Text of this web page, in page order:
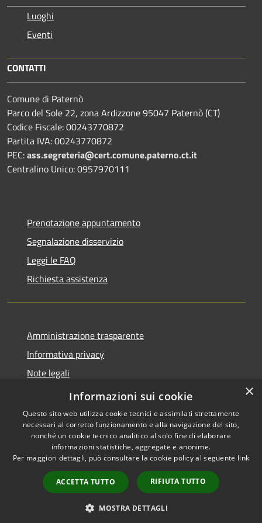
Luoghi
Eventi
CONTATTI
Comune di Paternò
Parco del Sole 22, zona Ardizzone 95047 Paternò (CT)
Codice Fiscale: 00243770872
Partita IVA: 00243770872
PEC:ass.segreteria@cert.comune.paterno.ct.it
Centralino Unico: 0957970111
Prenotazione appuntamento
Segnalazione disservizio
Leggi le FAQ
Richiesta assistenza
Amministrazione trasparente
Informativa privacy
Note legali
Dichiarazione di accessibilità
Accessibilità
Copyright © 2026 • Comune di
Paternò • Powered by
Municipium•
Accesso
redazione
×
Informazioni sui cookie
Questo sito web utilizza cookie tecnici e assimilati strettamente
necessari al corretto funzionamento e alla navigazione del sito,
nonché un cookie tecnico analitico al solo fine di elaborare
informazioni statistiche, aggregate e anonime.
Per maggiori dettagli, può consultare la cookie policy al seguente link
ACCETTA TUTTO RIFIUTA TUTTO
MOSTRA DETTAGLI